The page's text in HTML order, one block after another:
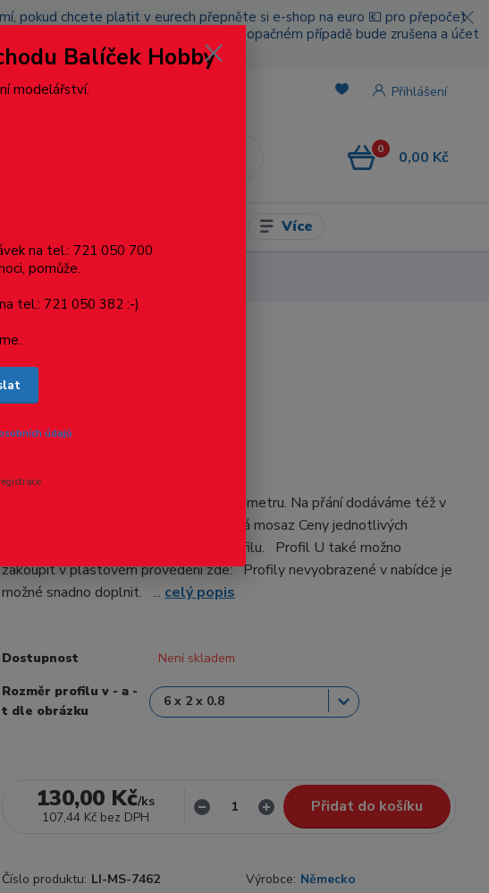
pokud chcete platit v eurech přepněte si e-shop na euro 💶 pro přepočet
s opětovnou platbou za poštovné, v opačném případě bude zrušena a účet
Přihlášení
0 0,00 Kč
Více
Ohodnotit produkt
Profil U řady MS. Základní délka je 0.5 metru. Na přání dodáváme též v
délce 1 metr vcelku. Materiál: obráběná mosaz Ceny jednotlivých
produktů jsou ve výběru u každého profilu. Profil U také možno
zakoupit v plastovém provedení zde: Profily nevyobrazené v nabídce je
možné snadno doplnit. ... celý popis
Dostupnost
Není skladem
Rozměr profilu v - a -
t dle obrázku
130,00 Kč/ks
107,44 Kč bez DPH
Přidat do košíku
Číslo produktu: LI-MS-7462 Výrobce: Německo
Balíček Hobby
modelářství.
na tel.: 721 050 700
pomůže.
tel.: 721 050 382 :-)
údajů.